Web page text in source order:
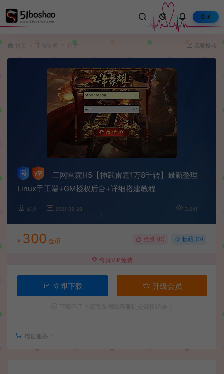
登录
手游资源 正文 我要投稿
三网雷霆H5【神武雷霆1万8千转】最新整理
Linux手工端+GM授权后台+详细搭建教程
波少 2021-09-28 3,641
¥ 300 金币 点赞 (0) 收藏 (0)
终身VIP免费
立即下载 升级会员
增值服务：